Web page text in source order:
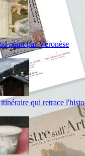
peint par Véronèse
qui retrace